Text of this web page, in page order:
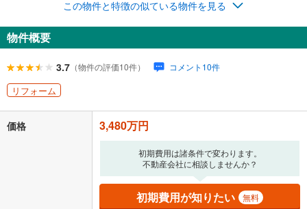
ナス時の増額分（1回分）を入力してください。
ボーナス払いの限度額は金融機関によって異なります。
閉じる
月々の返済額
ローン返済額 90,335円（頭金比率 % ）
円
「金利」については、ご利用を予定されている金融機関等にご確認の
上、ご自身での入力をお願いいたします。初期設定で自動入力されてい
の金融機関等における貸出金利を何ら保証するものではありません。返
済方法「元利均等返済」にて算出しております。入力された金利を35年
適用した場合の計算結果を表示しています。
その他月額費用や、初期費用がかかります。ご注意ください。実際にお
借り入れの際は各金融機関等に、必ずご自身でご確認をお願いいたしま
この物件と特徴の似ている物件を見る
物件概要
3.7 （物件の評価10件） コメント10件
リフォーム
価格 3,480万円
初期費用は諸条件で変わります。
不動産会社に相談しませんか？
初期費用が知りたい 無料